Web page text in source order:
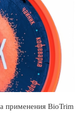
применения BioTrim